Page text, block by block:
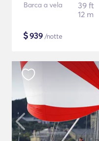
Barca a vela
39 ft
12 m
$939 /notte